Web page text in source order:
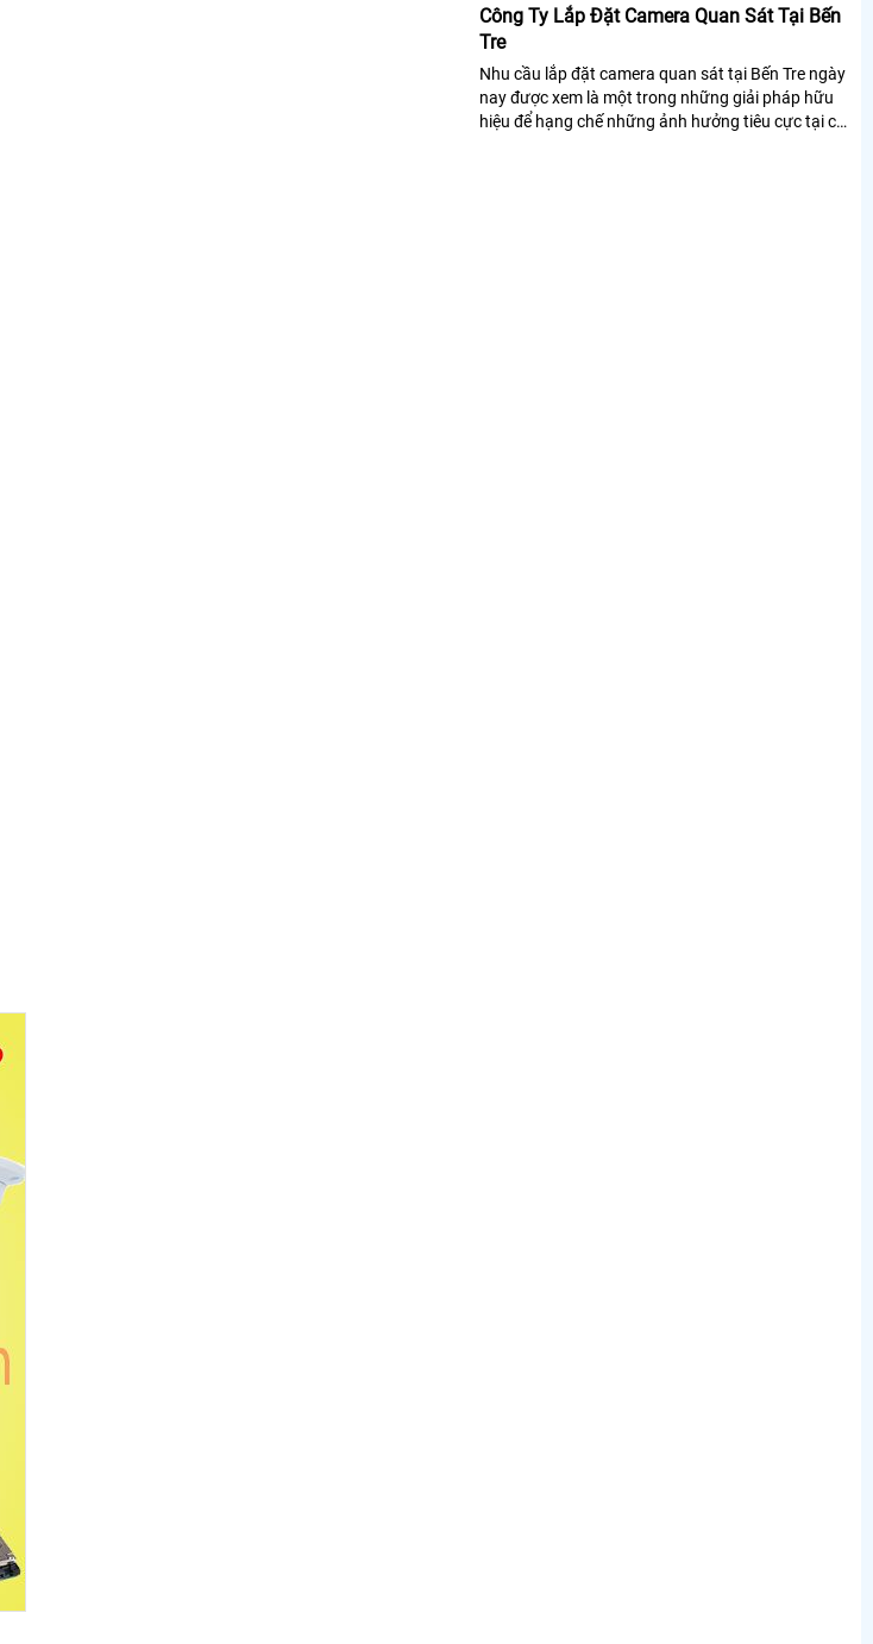
Công Ty Lắp Đặt Camera Quan Sát Tại Bến
Tre
Nhu cầu lắp đặt camera quan sát tại Bến Tre ngày
nay được xem là một trong những giải pháp hữu
hiệu để hạng chế những ảnh hưởng tiêu cực tại các